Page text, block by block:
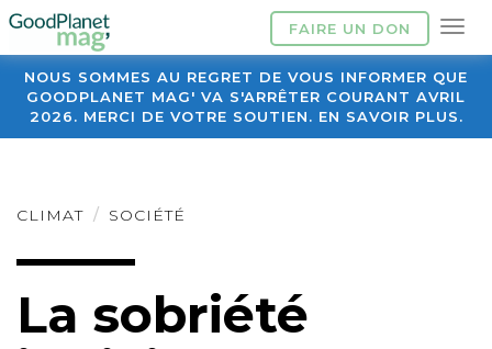
FAIRE UN DON
NOUS SOMMES AU REGRET DE VOUS INFORMER QUE
GOODPLANET MAG' VA S'ARRÊTER COURANT AVRIL
2026. MERCI DE VOTRE SOUTIEN. EN SAVOIR PLUS.
CLIMAT SOCIÉTÉ
La sobriété